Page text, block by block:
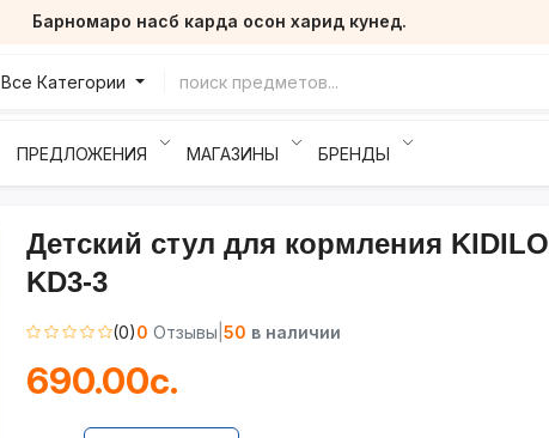
Барномаро насб карда осон харид кунед.
Все Категории
ПРЕДЛОЖЕНИЯ МАГАЗИНЫ БРЕНДЫ
Детский стул для кормления KIDILO
KD3-3
(0)0 Отзывы 50 в наличии
690.00с.